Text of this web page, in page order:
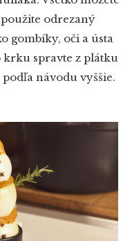
odrezaný
gombíky, oči a ústa
krku spravte z plátku
návodu vyššie.